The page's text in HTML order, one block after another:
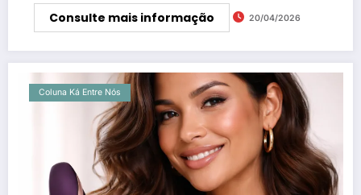
Consulte mais informação 20/04/2026
Coluna Ká Entre Nós